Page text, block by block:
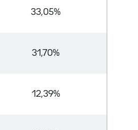
33,05%
31,70%
12,39%